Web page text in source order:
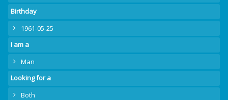
Birthday
1961-05-25
I am a
Man
Looking for a
Both